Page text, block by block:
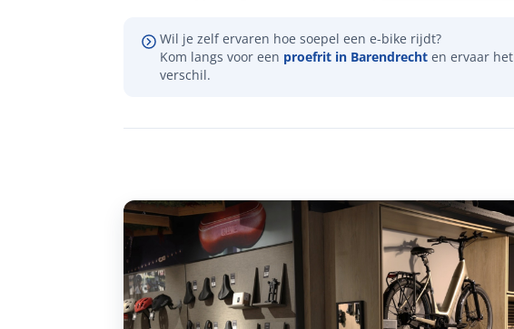
Wil je zelf ervaren hoe soepel een e-bike rijdt?
Kom langs voor een proefrit in Barendrecht en ervaar het
verschil.